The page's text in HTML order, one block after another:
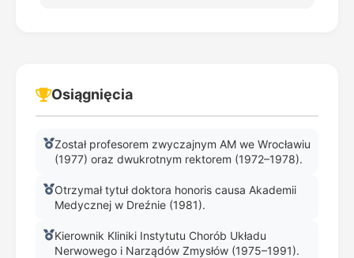
Osiągnięcia
Został profesorem zwyczajnym AM we Wrocławiu
(1977) oraz dwukrotnym rektorem (1972–1978).
Otrzymał tytuł doktora honoris causa Akademii
Medycznej w Dreźnie (1981).
Kierownik Kliniki Instytutu Chorób Układu
Nerwowego i Narządów Zmysłów (1975–1991).